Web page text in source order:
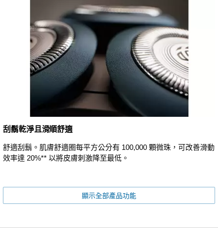
刮鬍乾淨且滑順舒適
舒適刮鬍。肌膚舒適圈每平方公分有 100,000 顆微珠，可改善滑動
效率達 20%** 以將皮膚刺激降至最低。
顯示全部產品功能